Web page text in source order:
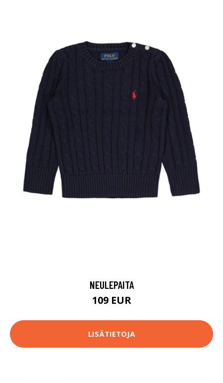
NEULEPAITA
109 EUR
LISÄTIETOJA